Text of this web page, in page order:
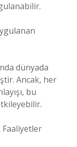
dünyada
Ancak, her
bu
Faaliyetler